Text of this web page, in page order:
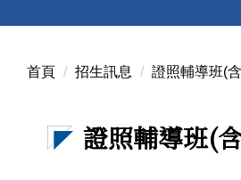
首頁 招生訊息 證照輔導班(
證照輔導班(